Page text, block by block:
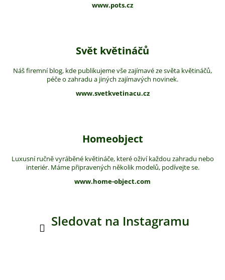
www.pots.cz
Svět květináčů
Náš firemní blog, kde publikujeme vše zajímavé ze světa květináčů,
péče o zahradu a jiných zajímavých novinek.
www.svetkvetinacu.cz
Homeobject
Luxusní ručně vyráběné květináče, které oživí každou zahradu nebo
interiér. Máme připravených několik modelů, podívejte se.
www.home-object.com
Sledovat na Instagramu